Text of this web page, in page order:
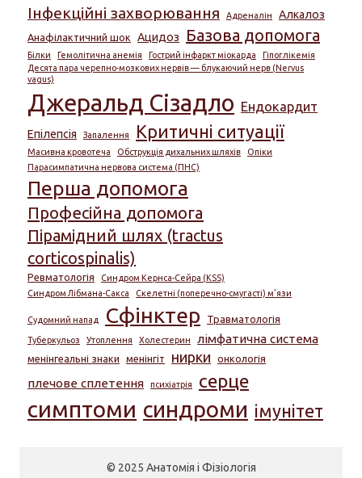
Інфекційні захворювання Адреналін Алкалоз
Анафілактичний шок Ацидоз Базова допомога
Білки Гемолітична анемія Гострий інфаркт міокарда
Гіпоглікемія
Десята пара черепно-мозкових нервів — блукаючий нерв (Nervus
vagus)
Джеральд Сізадло Ендокардит
Епілепсія Запалення Критичні ситуації
Масивна кровотеча Обструкція дихальних шляхів
Опіки
Парасимпатична нервова система (ПНС)
Перша допомога
Професійна допомога
Пірамідний шлях (tractus
corticospinalis)
Ревматологія
Синдром Кернса-Сейра (KSS)
Синдром Лібмана-Сакса
Скелетні (поперечно-смугасті) м’язи
Судомний напад Сфінктер Травматологія
Туберкульоз Утоплення Холестерин лімфатична система
менінгеальні знаки менінгіт нирки онкологія
плечове сплетення психіатрія серце
симптоми синдроми імунітет
© 2025 Анатомія і Фізіологія